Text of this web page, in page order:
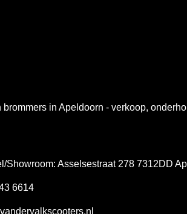
brommers in Apeldoorn - verkoop,
Showroom: Asselsestraat 278 7312DD
6614